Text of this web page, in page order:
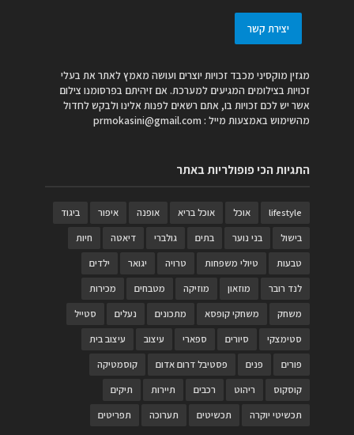
יצירת קשר
מגזין מוקסיני מכבד זכויות יוצרים ועושה מאמץ לאתר את בעלי
זכויות בצילומים המגיעים למערכת. אם זיהיתם בפרסומנו צילום
אשר יש לכם זכויות בו, אתם רשאים לפנות אלינו ולבקש לחדול
מהשימוש באמצעות מייל : prmokasini@gmail.com
התגיות הכי פופולריות באתר
lifestyle אוכל אוכל בריא אופנה איפור
ביגוד
בישול
בני נוער בתים גולברי דיאטה
חיות
טבעות
טיולי משפחות טרויה יגואר
ילדים
לנד רובר
מוזאון מוזיקה מטבחים
מכירות
משחק
משחקי קופסא מתכונים נעלים
סטייל
סטימצקי
סיורים ספארי עיצוב
עיצוב בית
פורים
פנים פסטיבל דרום אדום
קוסמטיקה
קוסקוס
ריהוט רכבים תיירות
תיקים
תכשיטי יוקרה
תכשיטים תערוכה תפריטים